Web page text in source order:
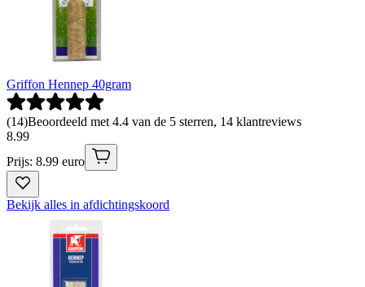
Griffon Hennep 40gram
(14)Beoordeeld met 4.4 van de 5 sterren, 14 klantreviews
8.99
Prijs: 8.99 euro
Bekijk alles in afdichtingskoord